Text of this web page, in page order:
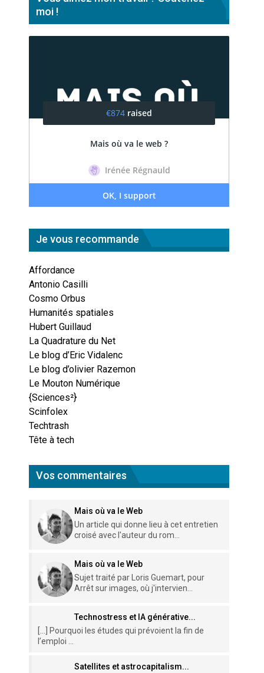
moi !
Je vous recommande
Affordance
Antonio Casilli
Cosmo Orbus
Humanités spatiales
Hubert Guillaud
La Quadrature du Net
Le blog d’Eric Vidalenc
Le blog d’olivier Razemon
Le Mouton Numérique
{Sciences²}
Scinfolex
Techtrash
Tête à tech
Vos commentaires
Mais où va le Web
Un article qui donne lieu à cet entretien
croisé avec l'auteur du rom...
Mais où va le Web
Sujet traité par Loris Guemart, pour
Arrêt sur images, où j'intervien...
Technostress et IA générative...
[…] Pourquoi les études qui prévoient la fin de
l’emploi ...
Satellites et astrocapitalism...